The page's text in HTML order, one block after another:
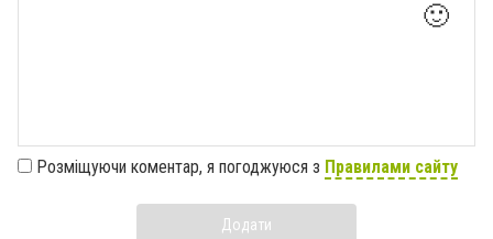
🙂
Розміщуючи коментар, я погоджуюся з Правилами сайту
Додати